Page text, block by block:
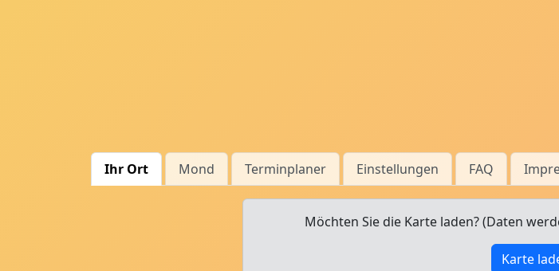
Ihr Ort Mond Terminplaner Einstellungen FAQ
Möchten Sie die Karte laden? (Daten
Karte